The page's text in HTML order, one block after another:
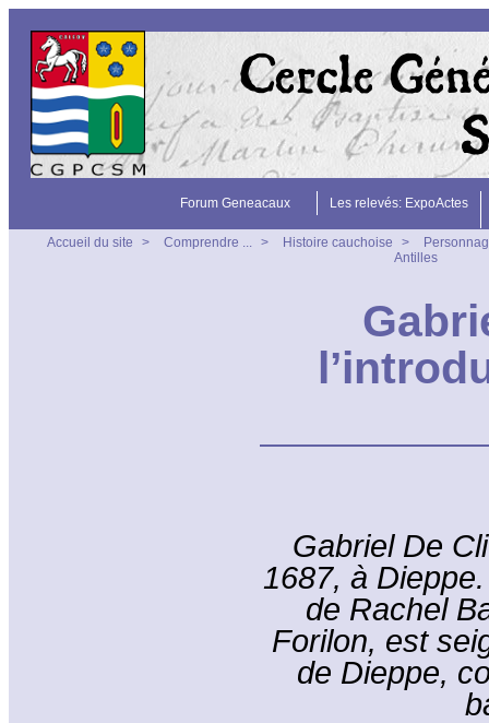
Forum Geneacaux Les relevés: ExpoActes
Accueil du site > Comprendre ... > Histoire cauchoise >
Antilles
Gabriel De
1687, à
de Rachel
Forilon, est
de Dieppe,